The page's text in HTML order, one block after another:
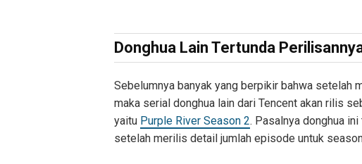
Donghua Lain Tertunda
Sebelumnya banyak yang berpikir bahwa setelah
maka serial donghua lain dari Tencent akan rilis
yaitu Purple River Season 2. Pasalnya donghua
setelah merilis detail jumlah episode untuk